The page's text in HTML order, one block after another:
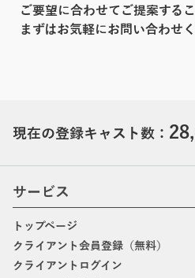
ご要望に合わせてご提案するこ
まずはお気軽にお問い合わせく
現在の登録キャスト数：
サービス
トップページ
クライアント会員登録（無料）
クライアントログイン